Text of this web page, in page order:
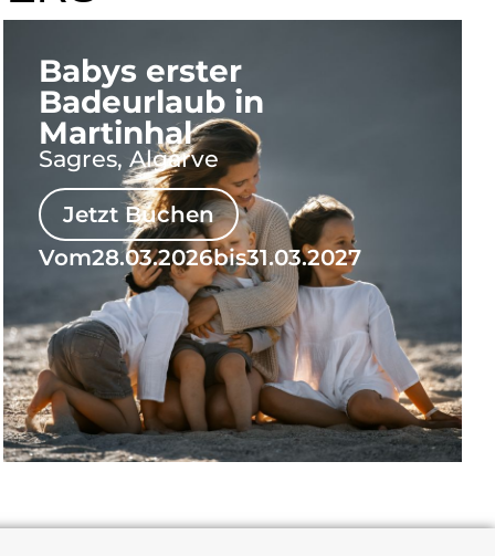
Babys erster
Badeurlaub in
Martinhal
Sagres, Algarve
Jetzt Buchen
Vom28.03.2026bis31.03.2027